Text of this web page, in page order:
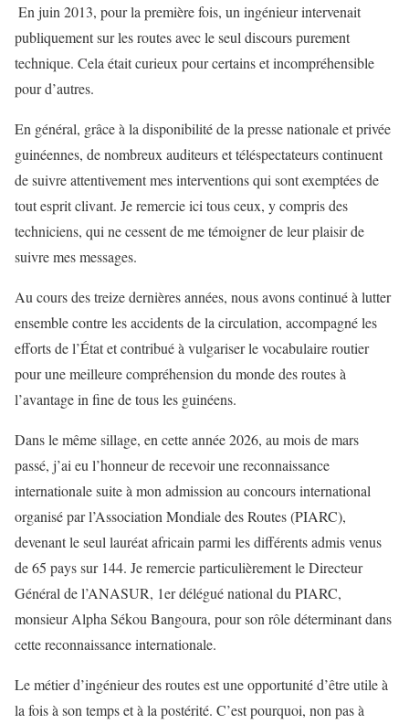
︎ En juin 2013, pour la première fois, un ingénieur intervenait
publiquement sur les routes avec le seul discours purement
technique. Cela était curieux pour certains et incompréhensible
pour d’autres.
En général, grâce à la disponibilité de la presse nationale et privée
guinéennes, de nombreux auditeurs et téléspectateurs continuent
de suivre attentivement mes interventions qui sont exemptées de
tout esprit clivant. Je remercie ici tous ceux, y compris des
techniciens, qui ne cessent de me témoigner de leur plaisir de
suivre mes messages.
Au cours des treize dernières années, nous avons continué à lutter
ensemble contre les accidents de la circulation, accompagné les
efforts de l’État et contribué à vulgariser le vocabulaire routier
pour une meilleure compréhension du monde des routes à
l’avantage in fine de tous les guinéens.
Dans le même sillage, en cette année 2026, au mois de mars
passé, j’ai eu l’honneur de recevoir une reconnaissance
internationale suite à mon admission au concours international
organisé par l’Association Mondiale des Routes (PIARC),
devenant le seul lauréat africain parmi les différents admis venus
de 65 pays sur 144. Je remercie particulièrement le Directeur
Général de l’ANASUR, 1er délégué national du PIARC,
monsieur Alpha Sékou Bangoura, pour son rôle déterminant dans
cette reconnaissance internationale.
Le métier d’ingénieur des routes est une opportunité d’être utile à
la fois à son temps et à la postérité. C’est pourquoi, non pas à